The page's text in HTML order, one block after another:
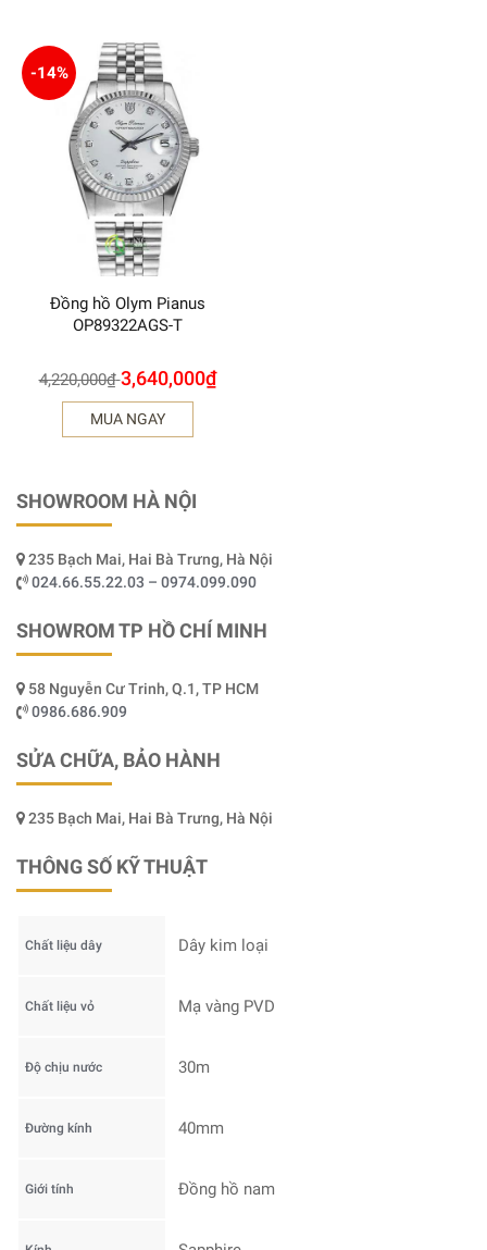
-14%
Đồng hồ Olym Pianus
OP89322AGS-T
4,220,000₫ 3,640,000₫
MUA NGAY
SHOWROOM HÀ NỘI
235 Bạch Mai, Hai Bà Trưng, Hà Nội
024.66.55.22.03 – 0974.099.090
SHOWROM TP HỒ CHÍ MINH
58 Nguyễn Cư Trinh, Q.1, TP HCM
0986.686.909
SỬA CHỮA, BẢO HÀNH
235 Bạch Mai, Hai Bà Trưng, Hà Nội
THÔNG SỐ KỸ THUẬT
Chất liệu dây Dây kim loại
Chất liệu vỏ Mạ vàng PVD
Độ chịu nước 30m
Đường kính 40mm
Giới tính Đồng hồ nam